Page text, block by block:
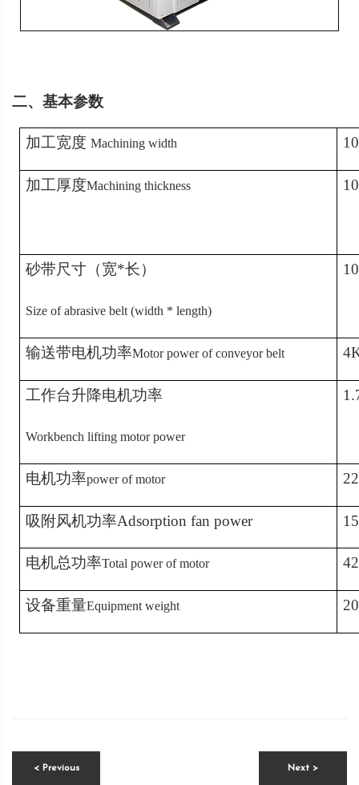
二、 基本参数
加工宽度 Machining width
加工厚度Machining thickness
砂带尺寸（宽*长）
Size of abrasive belt (width * length)
输送带电机功率Motor power of conveyor belt
工作台升降电机功率
Workbench lifting motor power
电机功率power of motor
吸附风机功率Adsorption fan power
电机总功率Total power of motor
设备重量Equipment weight
< Previous Next >